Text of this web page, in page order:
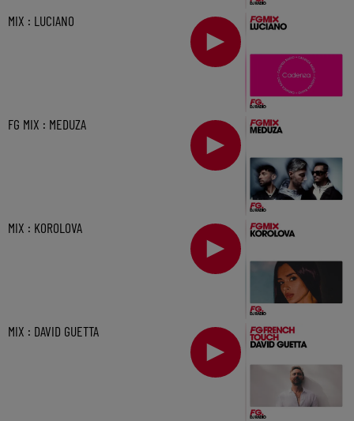
MIX : LUCIANO
FG MIX : MEDUZA
MIX : KOROLOVA
MIX : DAVID GUETTA